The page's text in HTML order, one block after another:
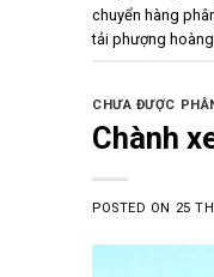
chuyển hàng
tải phượng hoàng
CHƯA ĐƯỢC
Chành
POSTED ON 25